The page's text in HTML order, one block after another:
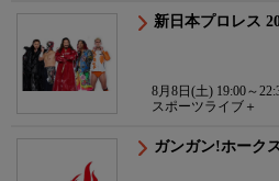
新日本プロレス
8月8日(土) 19:00～
スポーツライブ＋
ガンガン!ホーク